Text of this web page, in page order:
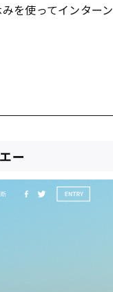
を使ってインターン
ー